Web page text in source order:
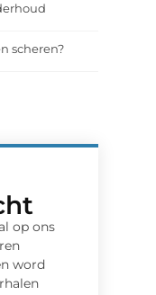
scheren?
op ons
word